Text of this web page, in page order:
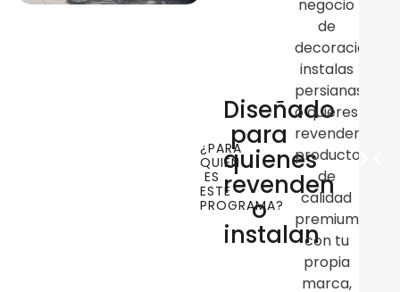
¿PARA
QUIÉN
ES
ESTE
PROGRAMA?
Diseñado
para
quienes
revenden
o
instalan
negocio
de
decoración,
instalas
persianas
o quieres
revender
productos
de
calidad
premium
con tu
propia
marca,